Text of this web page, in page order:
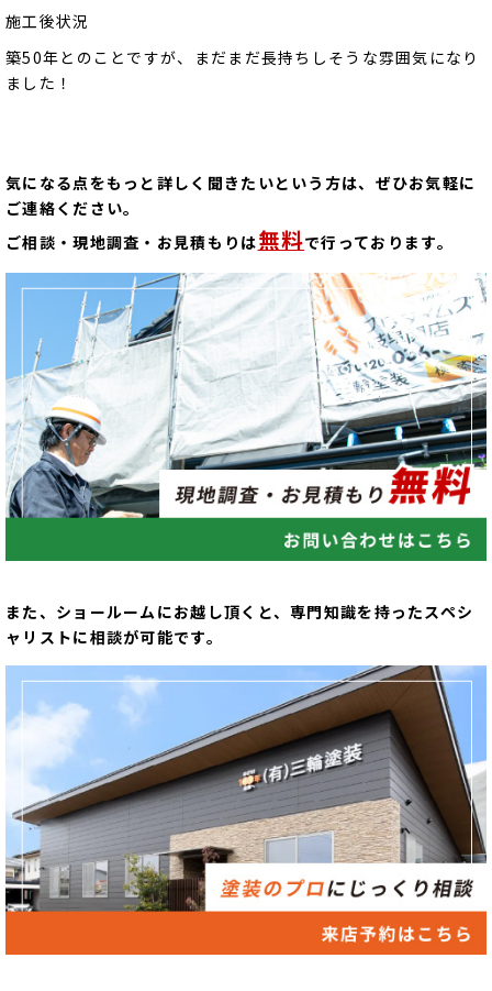
施工後状況
築50年とのことですが、まだまだ長持ちしそうな雰囲気になり
ました！
気になる点をもっと詳しく聞きたいという方は、ぜひお気軽に
ご連絡ください。
ご相談・現地調査・お見積もりは無料で行っております。
また、ショールームにお越し頂くと、専門知識を持ったスペシ
ャリストに相談が可能です。